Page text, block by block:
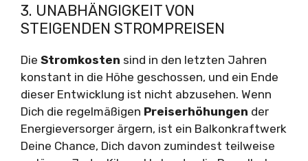
3. UNABHÄNGIGKEIT VON
STEIGENDEN STROMPREISEN
Die Stromkosten sind in den letzten Jahren
konstant in die Höhe geschossen, und ein Ende
dieser Entwicklung ist nicht abzusehen. Wenn
Dich die regelmäßigen Preiserhöhungen der
Energieversorger ärgern, ist ein Balkonkraftwerk
Deine Chance, Dich davon zumindest teilweise